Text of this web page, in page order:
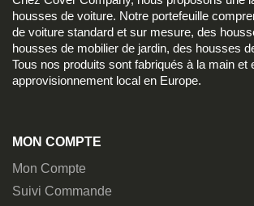
housses de voiture. Notre portefeuille
de voiture standard et sur mesure, des
housses de mobilier de jardin, des housses
Tous nos produits sont fabriqués à la main et
approvisionnement local en Europe.
MON COMPTE
Mon Compte
Suivi Commande